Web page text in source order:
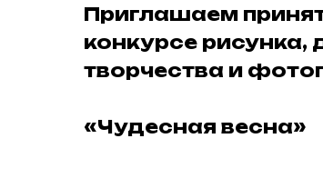
Приглашаем
конкурсе рисунка,
творчества и
«Чудесная весна»